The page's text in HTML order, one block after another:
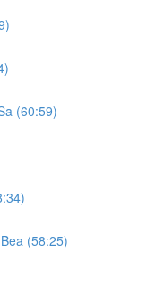
(60:59)
(58:25)